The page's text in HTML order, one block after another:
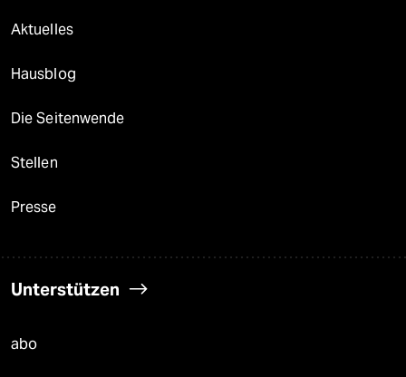
Aktuelles
Hausblog
Die Seitenwende
Stellen
Presse
Unterstützen
abo